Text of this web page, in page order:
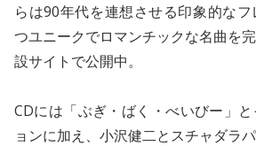
らは90年代を連想させる印象的な
つユニークでロマンチックな名曲を
設サイトで公開中。
CDには「ぶぎ・ばく・べいびー」
ョンに加え、小沢健二とスチャダラ